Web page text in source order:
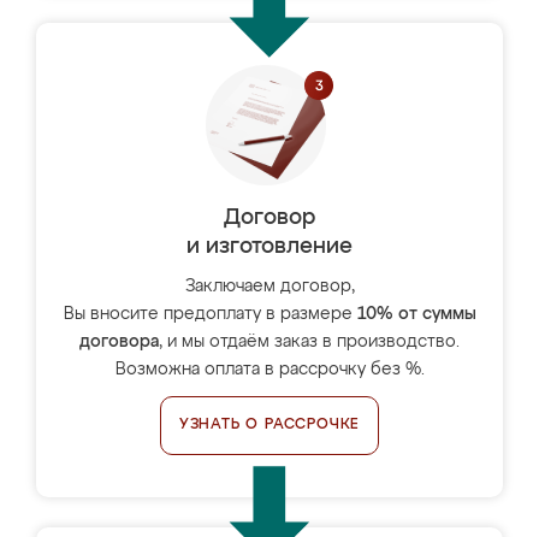
Договор
и изготовление
Заключаем договор,
Вы вносите предоплату в размере 10% от суммы
договора, и мы отдаём заказ в производство.
Возможна оплата в рассрочку без %.
УЗНАТЬ О РАССРОЧКЕ